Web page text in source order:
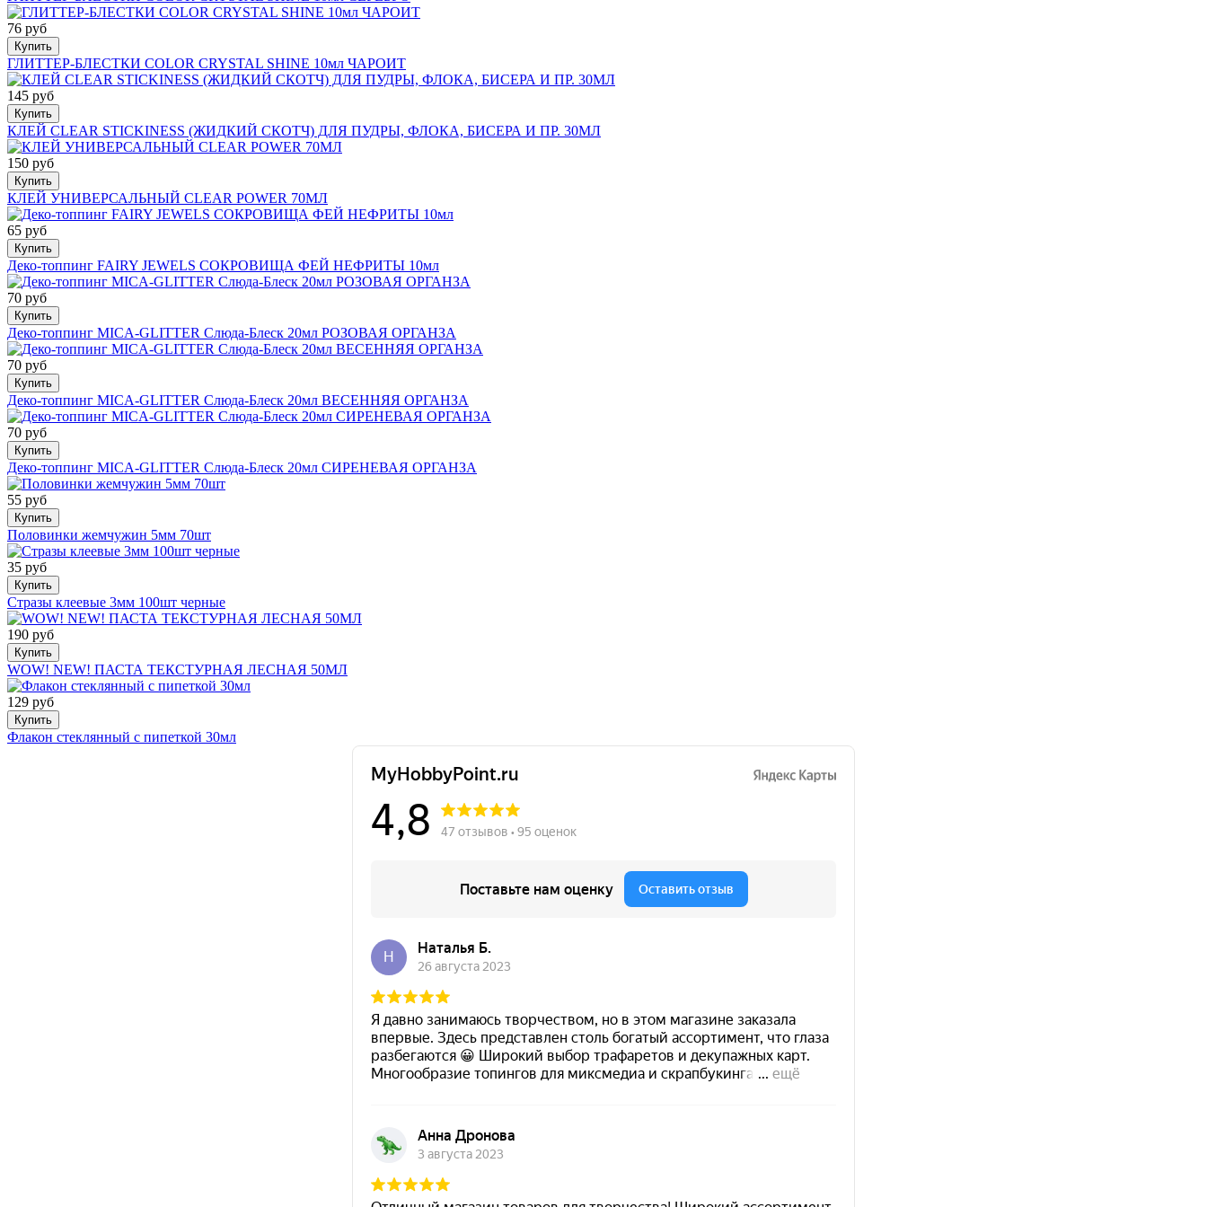
76 руб
Купить
ГЛИТТЕР-БЛЕСТКИ COLOR CRYSTAL SHINE 10мл ЧАРОИТ
145 руб
Купить
КЛЕЙ CLEAR STICKINESS (ЖИДКИЙ СКОТЧ) ДЛЯ ПУДРЫ, ФЛОКА, БИСЕРА И ПР. 30МЛ
150 руб
Купить
КЛЕЙ УНИВЕРСАЛЬНЫЙ CLEAR POWER 70МЛ
65 руб
Купить
Деко-топпинг FAIRY JEWELS СОКРОВИЩА ФЕЙ НЕФРИТЫ 10мл
70 руб
Купить
Деко-топпинг MICA-GLITTER Слюда-Блеск 20мл РОЗОВАЯ ОРГАНЗА
70 руб
Купить
Деко-топпинг MICA-GLITTER Слюда-Блеск 20мл ВЕСЕННЯЯ ОРГАНЗА
70 руб
Купить
Деко-топпинг MICA-GLITTER Слюда-Блеск 20мл СИРЕНЕВАЯ ОРГАНЗА
55 руб
Купить
Половинки жемчужин 5мм 70шт
35 руб
Купить
Стразы клеевые 3мм 100шт черные
190 руб
Купить
WOW! NEW! ПАСТА ТЕКСТУРНАЯ ЛЕСНАЯ 50МЛ
129 руб
Купить
Флакон стеклянный с пипеткой 30мл